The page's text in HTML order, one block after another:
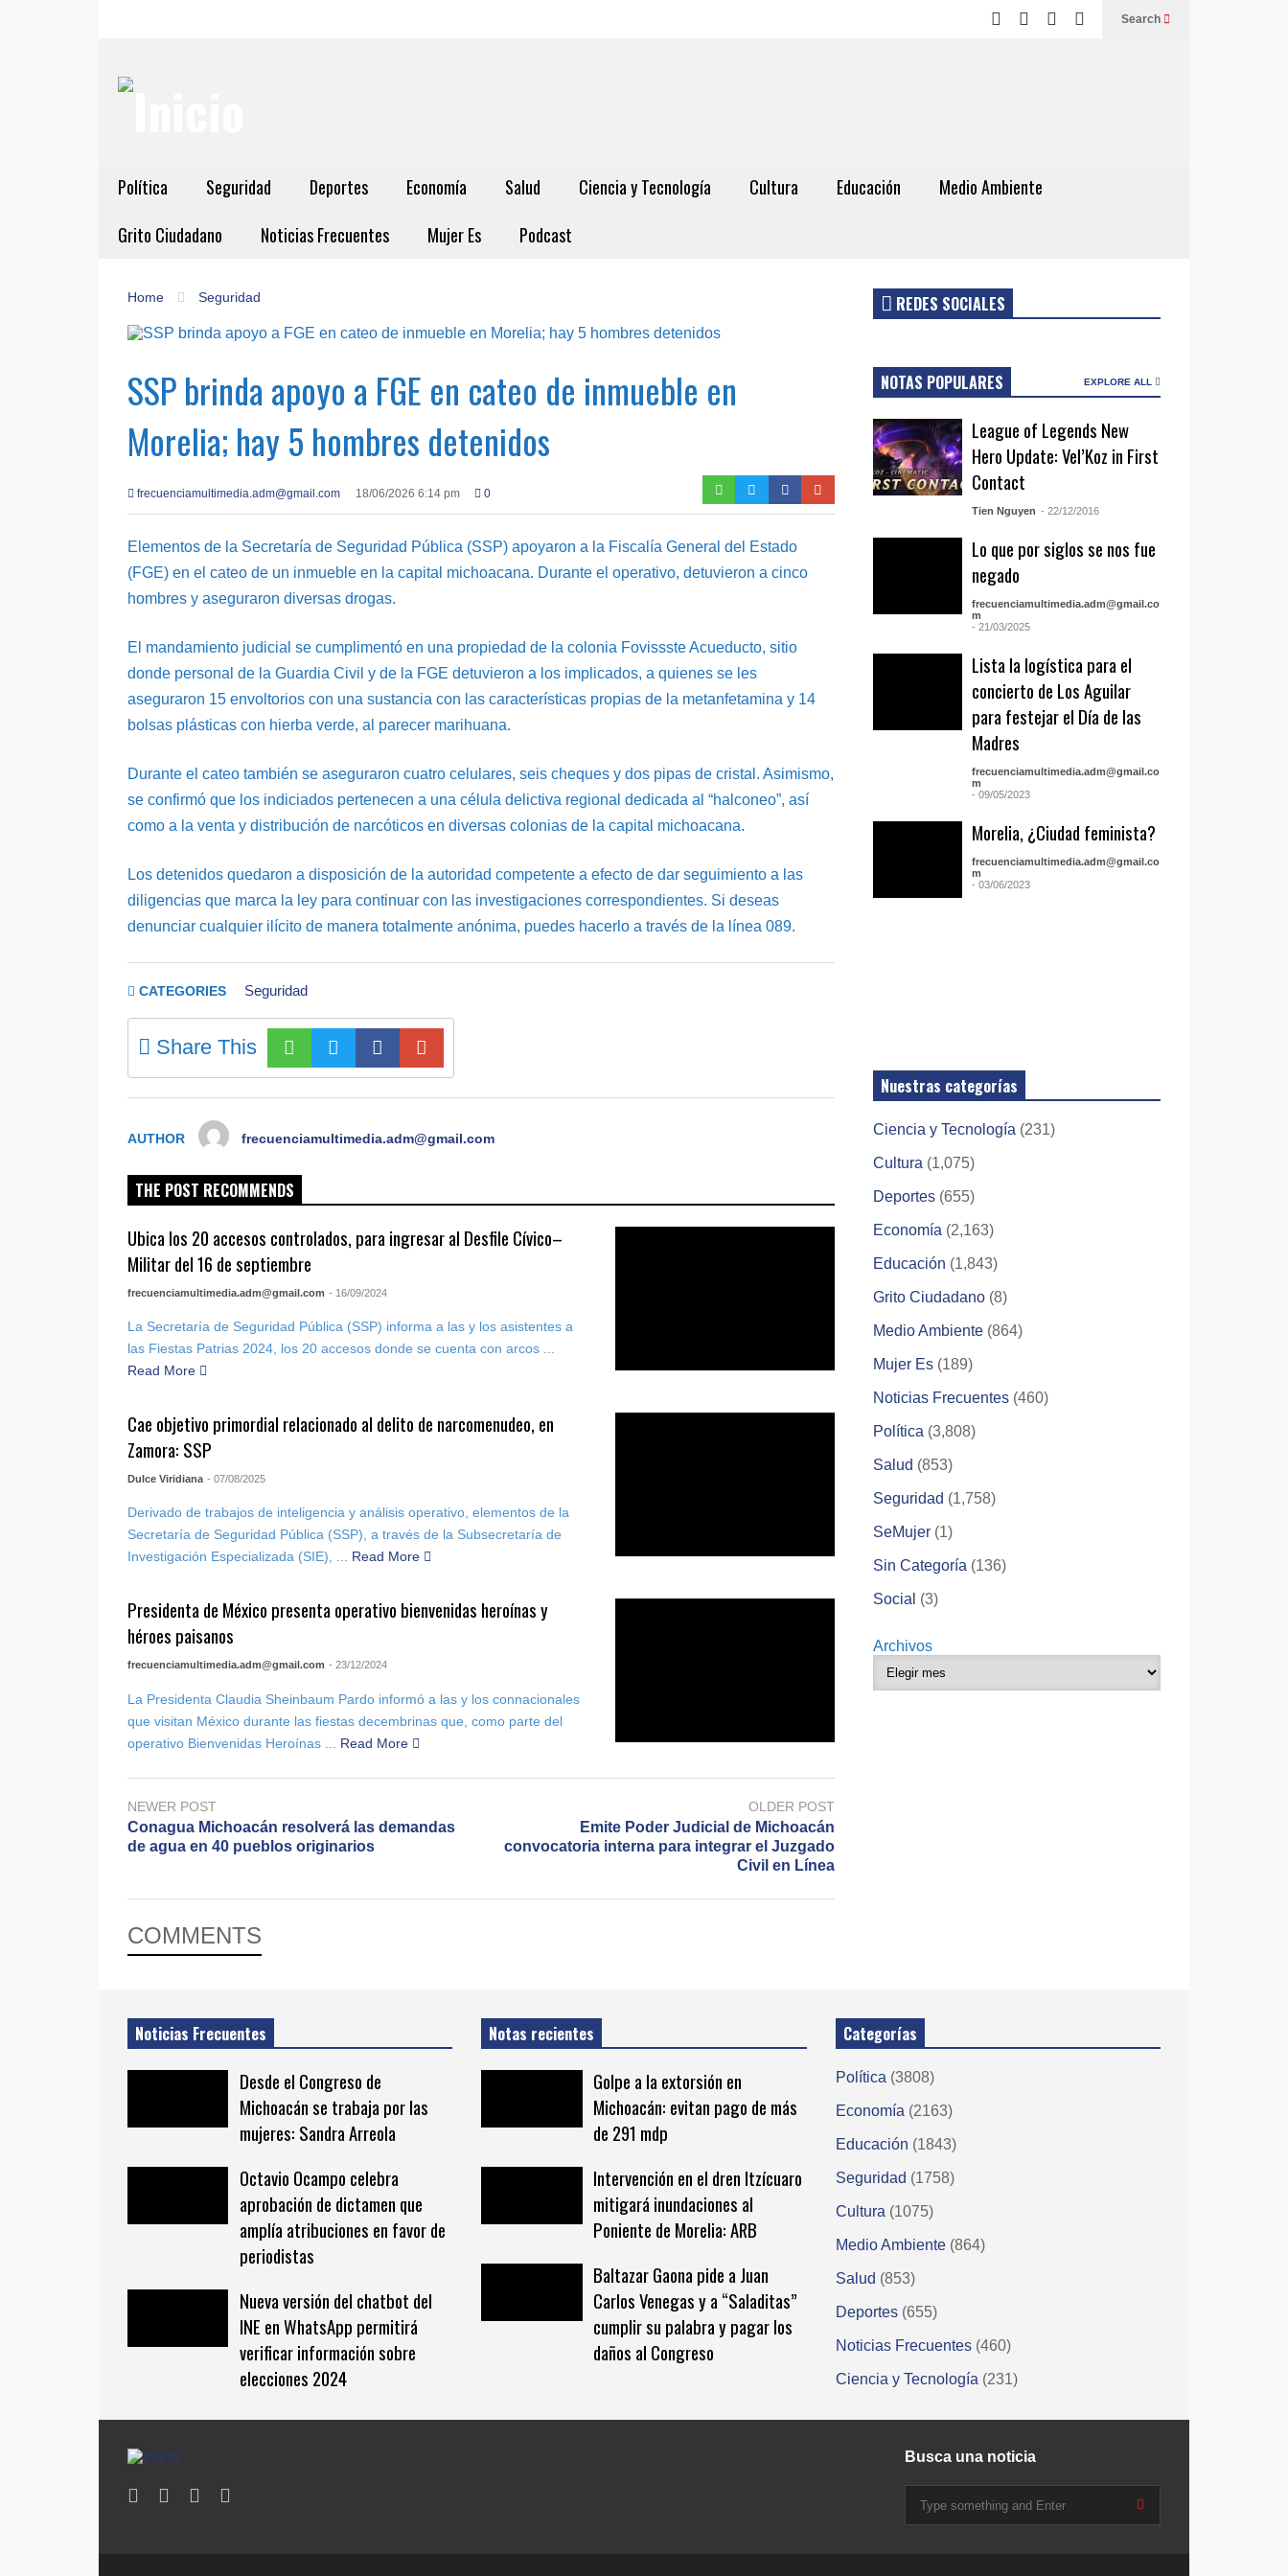
Search
Política Seguridad Deportes Economía Salud Ciencia y Tecnología Cultura Educación
Medio Ambiente
Grito Ciudadano
Noticias Frecuentes Mujer Es Podcast
Home Seguridad
SSP brinda apoyo a FGE en cateo de inmueble en
Morelia; hay 5 hombres detenidos
frecuenciamultimedia.adm@gmail.com 18/06/2026 6:14 pm 0
Elementos de la Secretaría de Seguridad Pública (SSP) apoyaron a la Fiscalía General del Estado
(FGE) en el cateo de un inmueble en la capital michoacana. Durante el operativo, detuvieron a cinco
hombres y aseguraron diversas drogas.
El mandamiento judicial se cumplimentó en una propiedad de la colonia Fovissste Acueducto, sitio
donde personal de la Guardia Civil y de la FGE detuvieron a los implicados, a quienes se les
aseguraron 15 envoltorios con una sustancia con las características propias de la metanfetamina y 14
bolsas plásticas con hierba verde, al parecer marihuana.
Durante el cateo también se aseguraron cuatro celulares, seis cheques y dos pipas de cristal. Asimismo,
se confirmó que los indiciados pertenecen a una célula delictiva regional dedicada al “halconeo”, así
como a la venta y distribución de narcóticos en diversas colonias de la capital michoacana.
Los detenidos quedaron a disposición de la autoridad competente a efecto de dar seguimiento a las
diligencias que marca la ley para continuar con las investigaciones correspondientes. Si deseas
denunciar cualquier ilícito de manera totalmente anónima, puedes hacerlo a través de la línea 089.
CATEGORIES Seguridad
Share This
AUTHOR frecuenciamultimedia.adm@gmail.com
THE POST RECOMMENDS
Ubica los 20 accesos controlados, para ingresar al Desfile Cívico–
Militar del 16 de septiembre
frecuenciamultimedia.adm@gmail.com - 16/09/2024
La Secretaría de Seguridad Pública (SSP) informa a las y los asistentes a
las Fiestas Patrias 2024, los 20 accesos donde se cuenta con arcos ...
Read More
Cae objetivo primordial relacionado al delito de narcomenudeo, en
Zamora: SSP
Dulce Viridiana - 07/08/2025
Derivado de trabajos de inteligencia y análisis operativo, elementos de la
Secretaría de Seguridad Pública (SSP), a través de la Subsecretaría de
Investigación Especializada (SIE), ... Read More
Presidenta de México presenta operativo bienvenidas heroínas y
héroes paisanos
frecuenciamultimedia.adm@gmail.com - 23/12/2024
La Presidenta Claudia Sheinbaum Pardo informó a las y los connacionales
que visitan México durante las fiestas decembrinas que, como parte del
operativo Bienvenidas Heroínas ...
Read More
NEWER POST
Conagua Michoacán resolverá las demandas
de agua en 40 pueblos originarios
OLDER POST
Emite Poder Judicial de Michoacán
convocatoria interna para integrar el Juzgado
Civil en Línea
COMMENTS
REDES SOCIALES
NOTAS POPULARES EXPLORE ALL
League of Legends New
Hero Update: Vel’Koz in First
Contact
Tien Nguyen - 22/12/2016
Lo que por siglos se nos fue
negado
frecuenciamultimedia.adm@gmail.co
m
- 21/03/2025
Lista la logística para el
concierto de Los Aguilar
para festejar el Día de las
Madres
frecuenciamultimedia.adm@gmail.co
m
- 09/05/2023
Morelia, ¿Ciudad feminista?
frecuenciamultimedia.adm@gmail.co
m
- 03/06/2023
Nuestras categorías
Ciencia y Tecnología (231)
Cultura (1,075)
Deportes (655)
Economía (2,163)
Educación (1,843)
Grito Ciudadano (8)
Medio Ambiente (864)
Mujer Es (189)
Noticias Frecuentes (460)
Política (3,808)
Salud (853)
Seguridad (1,758)
SeMujer (1)
Sin Categoría (136)
Social (3)
Archivos
Noticias Frecuentes
Desde el Congreso de
Michoacán se trabaja por las
mujeres: Sandra Arreola
Octavio Ocampo celebra
aprobación de dictamen que
amplía atribuciones en favor de
periodistas
Nueva versión del chatbot del
INE en WhatsApp permitirá
verificar información sobre
elecciones 2024
Notas recientes
Golpe a la extorsión en
Michoacán: evitan pago de más
de 291 mdp
Intervención en el dren Itzícuaro
mitigará inundaciones al
Poniente de Morelia: ARB
Baltazar Gaona pide a Juan
Carlos Venegas y a “Saladitas”
cumplir su palabra y pagar los
daños al Congreso
Categorías
Política (3808)
Economía (2163)
Educación (1843)
Seguridad (1758)
Cultura (1075)
Medio Ambiente (864)
Salud (853)
Deportes (655)
Noticias Frecuentes (460)
Ciencia y Tecnología (231)
Busca una noticia